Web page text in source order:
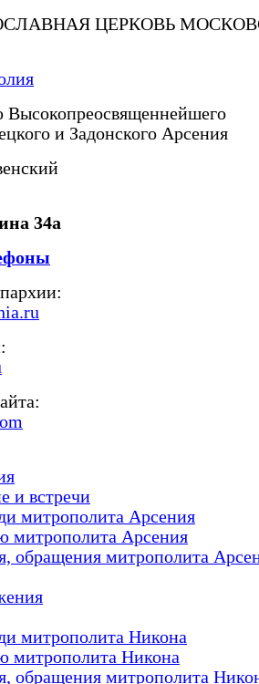
ЦЕРКОВЬ
Высокопреосвященнейшего
и Задонского Арсения
34а
и встречи
митрополита Арсения
митрополита Арсения
обращения митрополита
митрополита Никона
митрополита Никона
обращения митрополита